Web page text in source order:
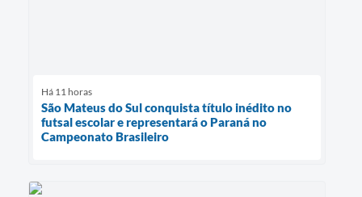
Há 11 horas
São Mateus do Sul conquista título inédito no
futsal escolar e representará o Paraná no
Campeonato Brasileiro